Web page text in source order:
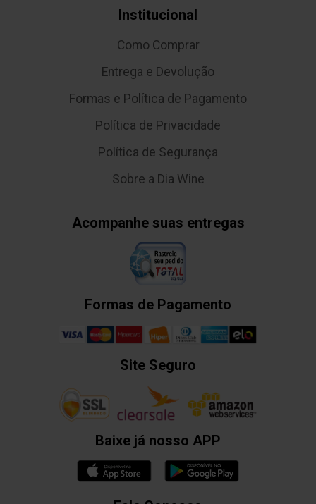
Institucional
Como Comprar
Entrega e Devolução
Formas e Política de Pagamento
Política de Privacidade
Política de Segurança
Sobre a Dia Wine
Acompanhe suas entregas
Formas de Pagamento
Site Seguro
Baixe já nosso APP